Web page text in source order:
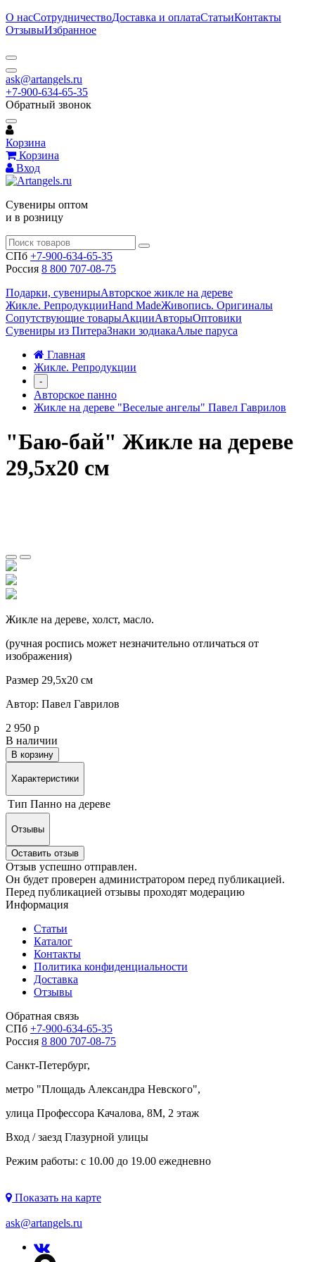
О насСотрудничествоДоставка и оплатаСтатьиКонтакты
ОтзывыИзбранное
ask@artangels.ru
+7-900-634-65-35
Обратный звонок
Корзина
Корзина
Вход
Сувениры оптом
и в розницу
СПб +7-900-634-65-35
Россия 8 800 707-08-75
Подарки, сувенирыАвторское жикле на дереве
Жикле. РепродукцииHand MadeЖивопись. Оригиналы
Сопутствующие товарыАкцииАвторыОптовики
Сувениры из ПитераЗнаки зодиакаАлые паруса
Главная
Жикле. Репродукции
-
Авторское панно
Жикле на дереве "Веселые ангелы" Павел Гаврилов
"Баю-бай" Жикле на дереве
29,5х20 см
Жикле на дереве, холст, масло.
(ручная роспись может незначительно отличаться от
изображения)
Размер 29,5х20 см
Автор: Павел Гаврилов
2 950 р
В наличии
В корзину
Характеристики
Тип Панно на дереве
Отзывы
Оставить отзыв
Отзыв успешно отправлен.
Он будет проверен администратором перед публикацией.
Перед публикацией отзывы проходят модерацию
Информация
Статьи
Каталог
Контакты
Политика конфиденциальности
Доставка
Отзывы
Обратная связь
СПб +7-900-634-65-35
Россия 8 800 707-08-75
Санкт-Петербург,
метро "Площадь Александра Невского",
улица Профессора Качалова, 8М, 2 этаж
Вход / заезд Глазурной улицы
Режим работы: с 10.00 до 19.00 ежедневно
Показать на карте
ask@artangels.ru